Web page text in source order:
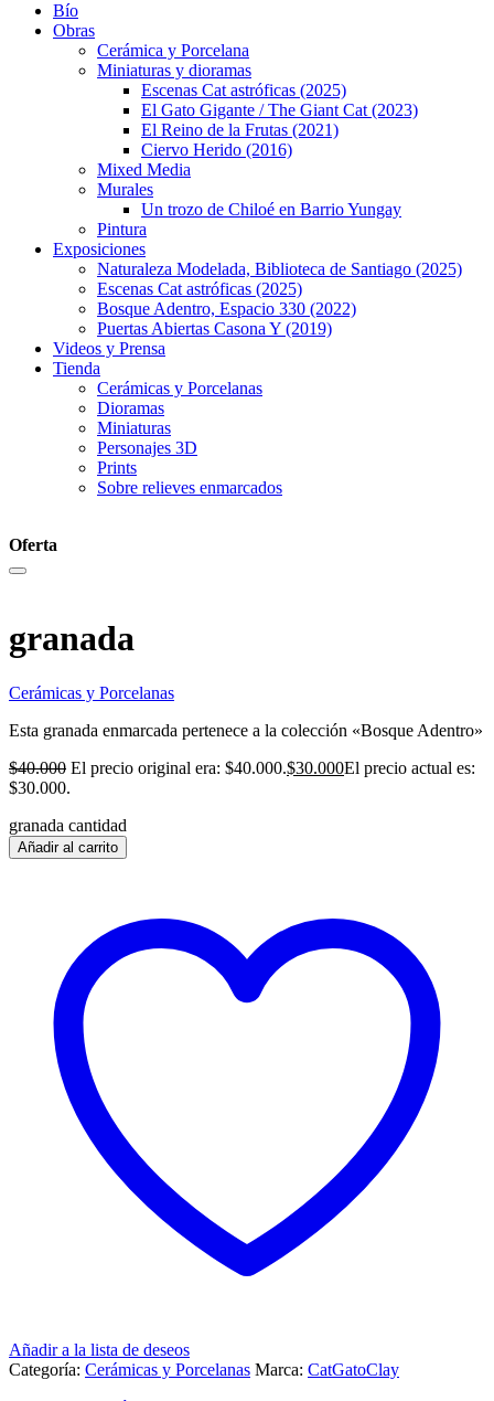
Bío
Obras
Cerámica y Porcelana
Miniaturas y dioramas
Escenas Cat astróficas (2025)
El Gato Gigante / The Giant Cat (2023)
El Reino de la Frutas (2021)
Ciervo Herido (2016)
Mixed Media
Murales
Un trozo de Chiloé en Barrio Yungay
Pintura
Exposiciones
Naturaleza Modelada, Biblioteca de Santiago (2025)
Escenas Cat astróficas (2025)
Bosque Adentro, Espacio 330 (2022)
Puertas Abiertas Casona Y (2019)
Videos y Prensa
Tienda
Cerámicas y Porcelanas
Dioramas
Miniaturas
Personajes 3D
Prints
Sobre relieves enmarcados
Oferta
granada
Cerámicas y Porcelanas
Esta granada enmarcada pertenece a la colección «Bosque Adentro»
$40.000 El precio original era: $40.000.$30.000El precio actual es:
$30.000.
granada cantidad
Añadir al carrito
Añadir a la lista de deseos
Categoría: Cerámicas y Porcelanas Marca: CatGatoClay